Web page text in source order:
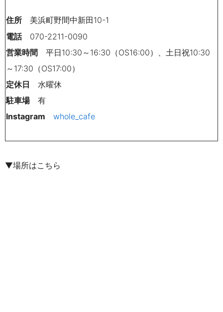
住所 美浜町野間中新田10-1
電話070-2211-0090
営業時間 平日10:30 ～ 16:30 （OS16:00）、土日祝10:30
～ 17:30 （OS17:00）
定休日 水曜休
駐車場有
Instagram
whole_cafe
▼場所はこちら